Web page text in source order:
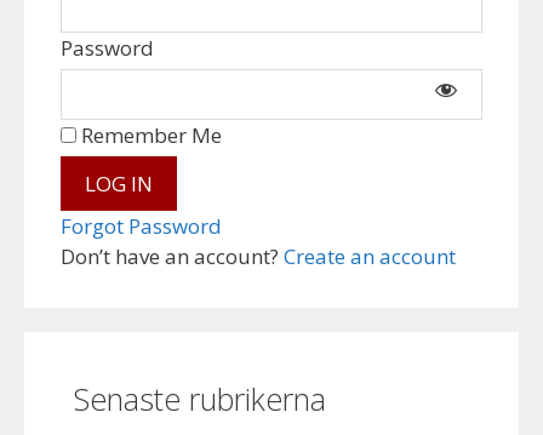
Password
Don’t have an account? Create an account
Remember Me
Forgot Password
Senaste rubrikerna